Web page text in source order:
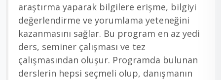
araştırma yaparak bilgilere erişme, bilgiyi
değerlendirme ve yorumlama yeteneğini
kazanmasını sağlar. Bu program en az yedi
ders, seminer çalışması ve tez
çalışmasından oluşur. Programda bulunan
derslerin hepsi seçmeli olup, danışmanın